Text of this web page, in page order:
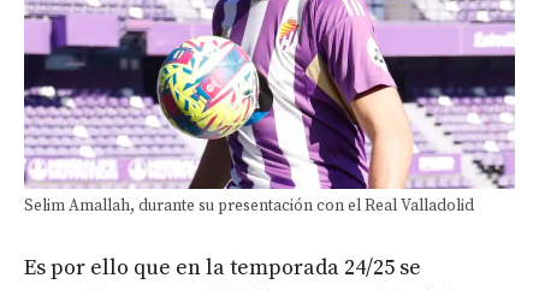
Selim Amallah, durante su presentación con el Real Valladolid
Es por ello que en la temporada 24/25 se